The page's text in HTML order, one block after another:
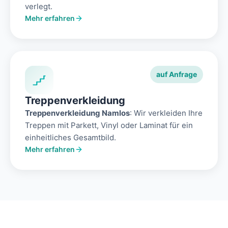
verlegt.
Mehr erfahren
auf Anfrage
Treppenverkleidung
Treppenverkleidung Namlos: Wir verkleiden Ihre
Treppen mit Parkett, Vinyl oder Laminat für ein
einheitliches Gesamtbild.
Mehr erfahren